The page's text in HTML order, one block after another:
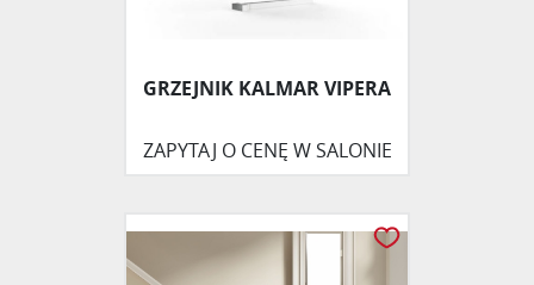
GRZEJNIK KALMAR VIPERA
ZAPYTAJ O CENĘ W SALONIE